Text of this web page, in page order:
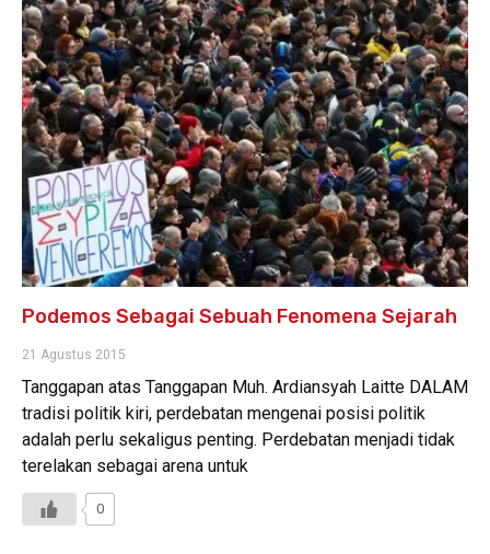
Podemos Sebagai Sebuah Fenomena Sejarah
21 Agustus 2015
Tanggapan atas Tanggapan Muh. Ardiansyah Laitte DALAM
tradisi politik kiri, perdebatan mengenai posisi politik
adalah perlu sekaligus penting. Perdebatan menjadi tidak
terelakan sebagai arena untuk
0